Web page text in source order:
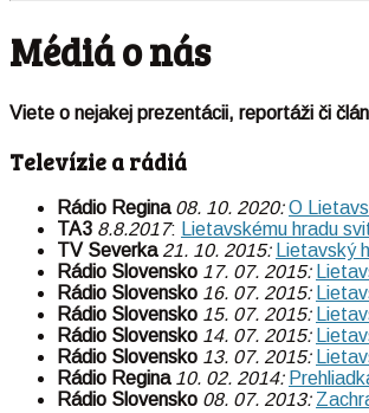
Médiá o nás
Viete o nejakej prezentácii, reportáži či
Televízie a rádiá
Rádio Regina 08. 10. 2020: O
TA3 8.8.2017:
Lietavskému hradu
TV Severka 21. 10. 2015:
Lietavský
Rádio Slovensko 17. 07. 2015:
Rádio Slovensko 16. 07. 2015:
Rádio Slovensko 15. 07. 2015:
Rádio Slovensko 14. 07. 2015:
Rádio Slovensko 13. 07. 2015:
Rádio Regina 10. 02. 2014:
Rádio Slovensko 08. 07. 2013: